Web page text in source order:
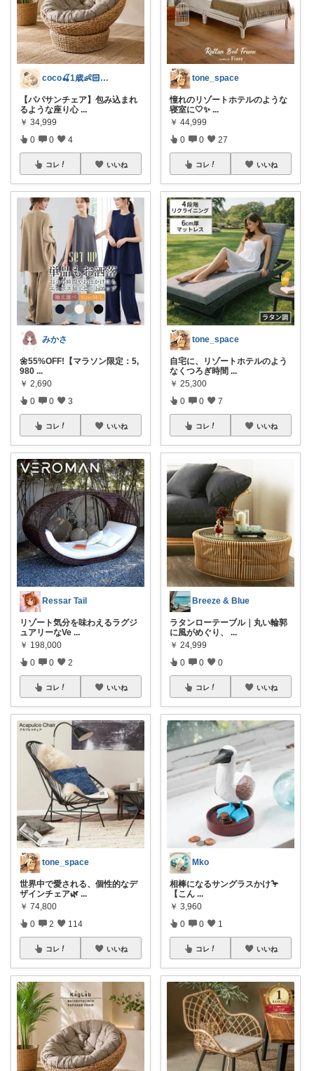
coco🍒1歳👶🏻5歳🐈
【パパサンチェア】包み込まれ
るような座り心 ...
￥ 34,999
0 0 4
コレ いいね
みかさ
🌼55%OFF!【マラソン限定：5,
980 ...
￥ 2,690
0 0 3
コレ いいね
Ressar Tail
リゾート気分を味わえるラグジ
ュアリーなVe ...
￥ 198,000
0 0 2
コレ いいね
tone_space
世界中で愛される、個性的なデ
ザインチェア🌿 ...
￥ 74,800
0 2 114
コレ いいね
tone_space
憧れのリゾートホテルのような
寝室に🤍✨ ...
￥ 44,999
0 0 27
コレ いいね
tone_space
自宅に、リゾートホテルのよう
なくつろぎ時間 ...
￥ 25,300
0 0 7
コレ いいね
Breeze & Blue
ラタンローテーブル｜丸い輪郭
に風がめぐり、
...
￥ 24,999
0 0 0
コレ いいね
Mko
相棒になるサングラスかけ🦩
【こん ...
￥ 3,960
0 0 1
コレ いいね